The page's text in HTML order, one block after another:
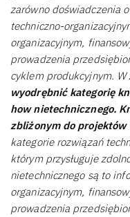
zarówno doświadczenia
techniczno-
organizacyjnym,
prowadzenia
cyklem produkcyjnym.
wyodrębnić kategorię
how nietechnicznego.
zbliżonym do projektów
kategorie rozwiązań
którym przysługuje
nietechnicznego są to
organizacyjnym,
prowadzenia